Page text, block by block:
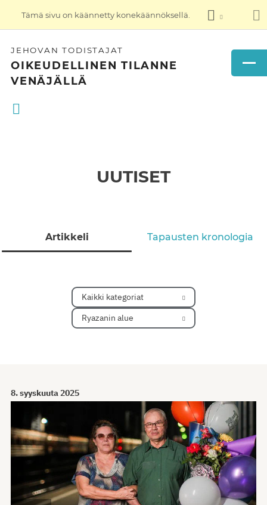
Tämä sivu on käännetty konekäännöksellä.
JEHOVAN TODISTAJAT
OIKEUDELLINEN TILANNE
VENÄJÄLLÄ
UUTISET
Artikkeli Tapausten kronologia
Kaikki kategoriat
Ryazanin alue
8. syyskuuta 2025